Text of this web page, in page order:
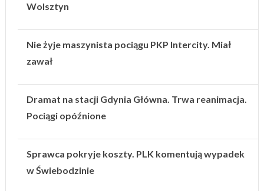
Wolsztyn
Nie żyje maszynista pociągu PKP Intercity. Miał
zawał
Dramat na stacji Gdynia Główna. Trwa reanimacja.
Pociągi opóźnione
Sprawca pokryje koszty. PLK komentują wypadek
w Świebodzinie